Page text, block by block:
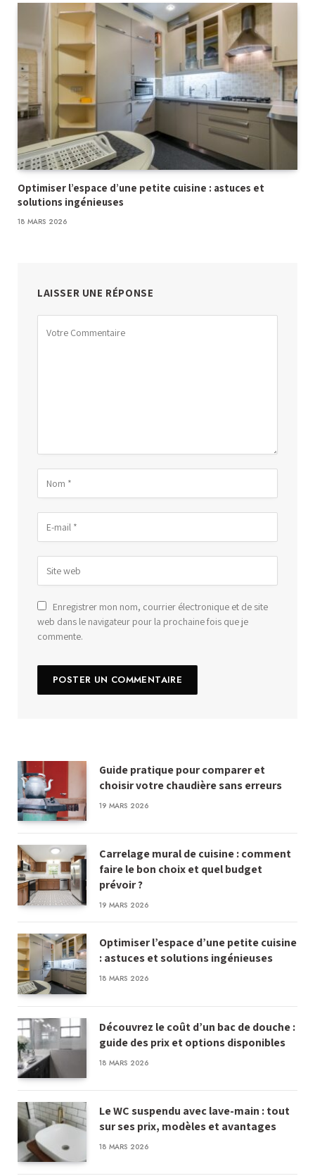
Optimiser l’espace d’une petite cuisine : astuces et
solutions ingénieuses
18 MARS 2026
LAISSER UNE RÉPONSE
Enregistrer mon nom, courrier électronique et de site
web dans le navigateur pour la prochaine fois que je
commente.
Guide pratique pour comparer et
choisir votre chaudière sans erreurs
19 MARS 2026
Carrelage mural de cuisine : comment
faire le bon choix et quel budget
prévoir ?
19 MARS 2026
Optimiser l’espace d’une petite cuisine
: astuces et solutions ingénieuses
18 MARS 2026
Découvrez le coût d’un bac de douche :
guide des prix et options disponibles
18 MARS 2026
Le WC suspendu avec lave-main : tout
sur ses prix, modèles et avantages
18 MARS 2026